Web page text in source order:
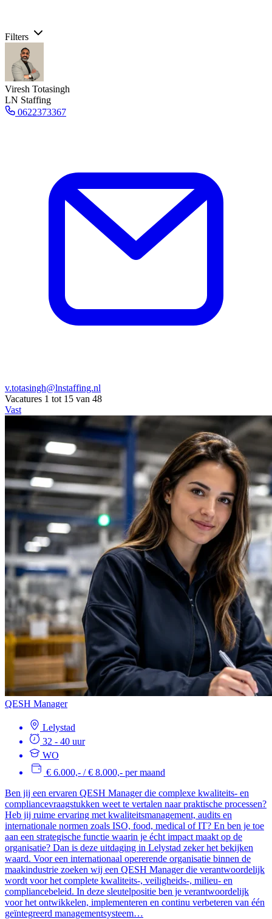
Filters
Viresh Totasingh
LN Staffing
0622373367
v.totasingh@lnstaffing.nl
Vacatures 1 tot 15 van 48
Vast
QESH Manager
Lelystad
32 - 40 uur
WO
€ 6.000,- / € 8.000,- per maand
Ben jij een ervaren QESH Manager die complexe kwaliteits- en
compliancevraagstukken weet te vertalen naar praktische processen?
Heb jij ruime ervaring met kwaliteitsmanagement, audits en
internationale normen zoals ISO, food, medical of IT? En ben je toe
aan een strategische functie waarin je écht impact maakt op de
organisatie? Dan is deze uitdaging in Lelystad zeker het bekijken
waard. Voor een internationaal opererende organisatie binnen de
maakindustrie zoeken wij een QESH Manager die verantwoordelijk
wordt voor het complete kwaliteits-, veiligheids-, milieu- en
compliancebeleid. In deze sleutelpositie ben je verantwoordelijk
voor het ontwikkelen, implementeren en continu verbeteren van één
geïntegreerd managementsysteem…